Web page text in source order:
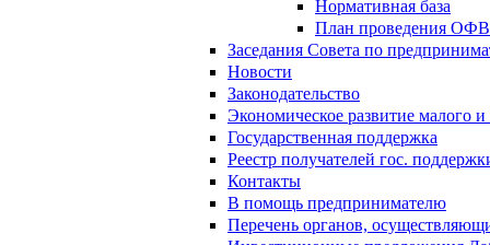
Нормативная база
План проведения
Заседания Совета по
Новости
Законодательство
Экономическое развитие малого и
Государственная поддержка
Реестр получателей гос.
Контакты
В помощь предпринимателю
Перечень органов,